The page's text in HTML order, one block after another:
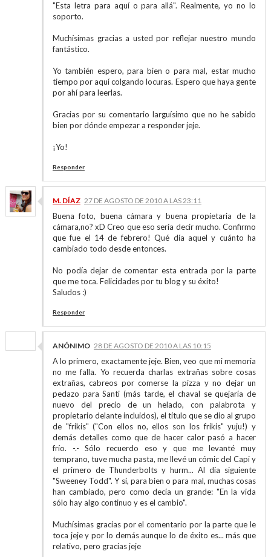
"Esta letra para aquí o para allá". Realmente, yo no lo
soporto.
Muchísimas gracias a usted por reflejar nuestro mundo
fantástico.
Yo también espero, para bien o para mal, estar mucho
tiempo por aquí colgando locuras. Espero que haya gente
por ahí para leerlas.
Gracias por su comentario larguísimo que no he sabido
bien por dónde empezar a responder jeje.
¡Yo!
Responder
M. DÍAZ 27 DE AGOSTO DE 2010 A LAS 23:11
Buena foto, buena cámara y buena propietaria de la
cámara,no? xD Creo que eso sería decir mucho. Confirmo
que fue el 14 de febrero! Qué día aquel y cuánto ha
cambiado todo desde entonces.
No podía dejar de comentar esta entrada por la parte
que me toca. Felicidades por tu blog y su éxito!
Saludos :)
Responder
ANÓNIMO 28 DE AGOSTO DE 2010 A LAS 10:15
A lo primero, exactamente jeje. Bien, veo que mi memoria
no me falla. Yo recuerda charlas extrañas sobre cosas
extrañas, cabreos por comerse la pizza y no dejar un
pedazo para Santi (más tarde, el chaval se quejaría de
nuevo del precio de un helado, con palabrota y
propietario delante incluidos), el título que se dio al grupo
de "frikis" ("Con ellos no, ellos son los frikis" yuju!) y
demás detalles como que de hacer calor pasó a hacer
frío. -.- Sólo recuerdo eso y que me levanté muy
temprano, tuve mucha pasta, me llevé un cómic del Capi y
el primero de Thunderbolts y hurm... Al día siguiente
"Sweeney Todd". Y sí, para bien o para mal, muchas cosas
han cambiado, pero como decía un grande: "En la vida
sólo hay algo continuo y es el cambio".
Muchísimas gracias por el comentario por la parte que le
toca jeje y por lo demás aunque lo de éxito es... más que
relativo, pero gracias jeje